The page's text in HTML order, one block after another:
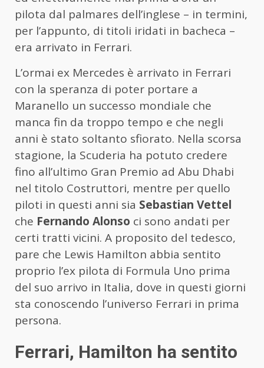
pilota dal palmares dell’inglese – in termini,
per l’appunto, di titoli iridati in bacheca –
era arrivato in Ferrari.
L’ormai ex Mercedes è arrivato in Ferrari
con la speranza di poter portare a
Maranello un successo mondiale che
manca fin da troppo tempo e che negli
anni è stato soltanto sfiorato. Nella scorsa
stagione, la Scuderia ha potuto credere
fino all’ultimo Gran Premio ad Abu Dhabi
nel titolo Costruttori, mentre per quello
piloti in questi anni sia Sebastian Vettel
che Fernando Alonso ci sono andati per
certi tratti vicini. A proposito del tedesco,
pare che Lewis Hamilton abbia sentito
proprio l’ex pilota di Formula Uno prima
del suo arrivo in Italia, dove in questi giorni
sta conoscendo l’universo Ferrari in prima
persona.
Ferrari, Hamilton ha sentito